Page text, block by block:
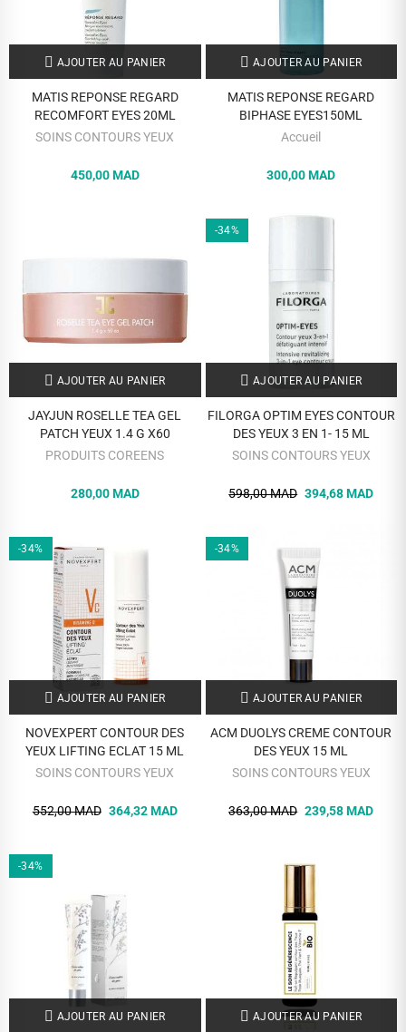
AJOUTER AU PANIER
MATIS REPONSE REGARD
RECOMFORT EYES 20ML
SOINS CONTOURS YEUX
450,00 MAD
AJOUTER AU PANIER
MATIS REPONSE REGARD
BIPHASE EYES150ML
Accueil
300,00 MAD
AJOUTER AU PANIER
JAYJUN ROSELLE TEA GEL
PATCH YEUX 1.4 G X60
PRODUITS COREENS
280,00 MAD
-34%
AJOUTER AU PANIER
FILORGA OPTIM EYES CONTOUR
DES YEUX 3 EN 1- 15 ML
SOINS CONTOURS YEUX
598,00 MAD 394,68 MAD
-34%
AJOUTER AU PANIER
NOVEXPERT CONTOUR DES
YEUX LIFTING ECLAT 15 ML
SOINS CONTOURS YEUX
552,00 MAD 364,32 MAD
-34%
AJOUTER AU PANIER
ACM DUOLYS CREME CONTOUR
DES YEUX 15 ML
SOINS CONTOURS YEUX
363,00 MAD 239,58 MAD
-34%
AJOUTER AU PANIER AJOUTER AU PANIER